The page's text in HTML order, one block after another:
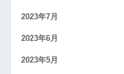
2023年7月
2023年6月
2023年5月